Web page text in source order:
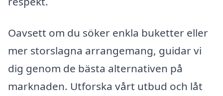
Oavsett om du söker enkla buketter eller
mer storslagna arrangemang, guidar vi
dig genom de bästa alternativen på
marknaden. Utforska vårt utbud och låt